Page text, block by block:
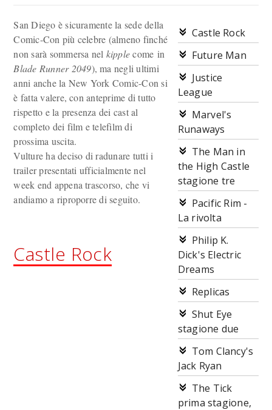
Castle Rock
Future Man
Justice
League
Marvel's
Runaways
The Man in
the High Castle
stagione tre
Pacific Rim -
La rivolta
Philip K.
Dick's Electric
Dreams
Replicas
Shut Eye
stagione due
Tom Clancy's
Jack Ryan
The Tick
prima stagione,
San Diego è sicuramente la sede della
Comic-Con più celebre (almeno finché
non sarà sommersa nel kipplecome in
Blade Runner 2049), ma negli ultimi
anni anche la New York Comic-Con si
è fatta valere, con anteprime di tutto
rispetto e la presenza dei cast al
completo dei film e telefilm di
prossima uscita.
Vulture ha deciso di radunare tutti i
trailer presentati ufficialmente nel
week end appena trascorso, che vi
andiamo a riproporre di seguito.
Castle Rock